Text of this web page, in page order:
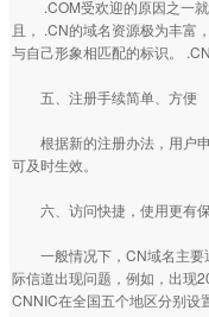
.COM受欢迎的原因之一就
且， .CN的域名资源极为丰富
与自己形象相匹配的标识。
五、注册手续简单、方便
根据新的注册办法，用户申
可及时生效。
六、访问快捷，使用更有
一般情况下，CN域名主要
际信道出现问题，例如，出现
CNNIC在全国五个地区分别设